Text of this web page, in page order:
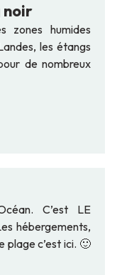
noir
zones humides
les étangs
de nombreux
C’est LE
hébergements,
plage c’est ici. 🙂